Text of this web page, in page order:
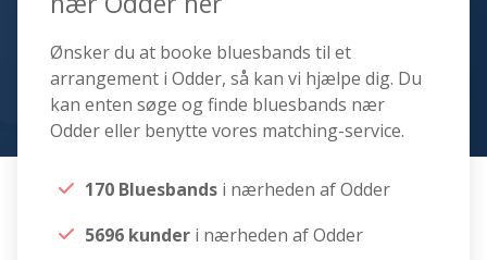
Ønsker du at booke bluesbands til et
arrangement i Odder, så kan vi hjælpe dig. Du
kan enten søge og finde bluesbands nær
Odder eller benytte vores matching-service.
170 Bluesbands i nærheden af Odder
5696 kunder i nærheden af Odder